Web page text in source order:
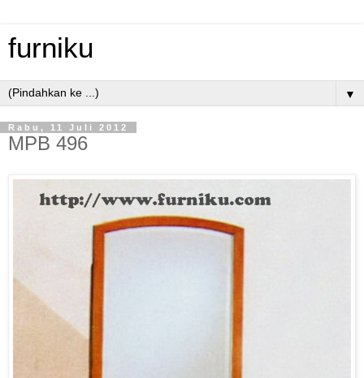
furniku
▼
Rabu, 11 Juli 2012
MPB 496